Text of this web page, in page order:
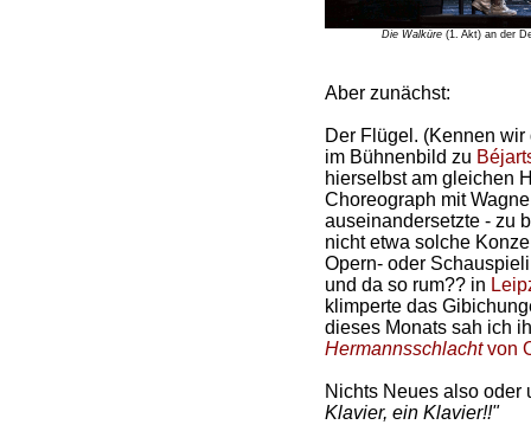
Die Walküre(1. Akt) an der
Aber zunächst:
Der Flügel. (Kennen
im Bühnenbild zu
hierselbst am gleichen
Choreograph mit
auseinandersetzte - zu
nicht etwa solche
Opern- oder
und da so rum?? in
klimperte das
dieses Monats sah ich
Hermannsschlachtvon
Nichts Neues also oder
Klavier, ein Klavier!!"